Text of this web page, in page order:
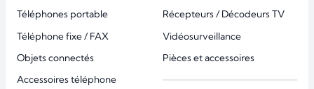
Téléphones portable
Téléphone fixe / FAX
Objets connectés
Accessoires téléphone
Récepteurs / Décodeurs TV
Vidéosurveillance
Pièces et accessoires